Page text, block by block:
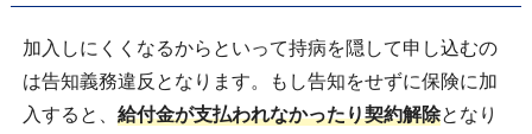
加入しにくくなるからといって持病を隠して申し込むの
は告知義務違反となります。もし告知をせずに保険に加
入すると、 給付金が支払われなかったり契約解除となり